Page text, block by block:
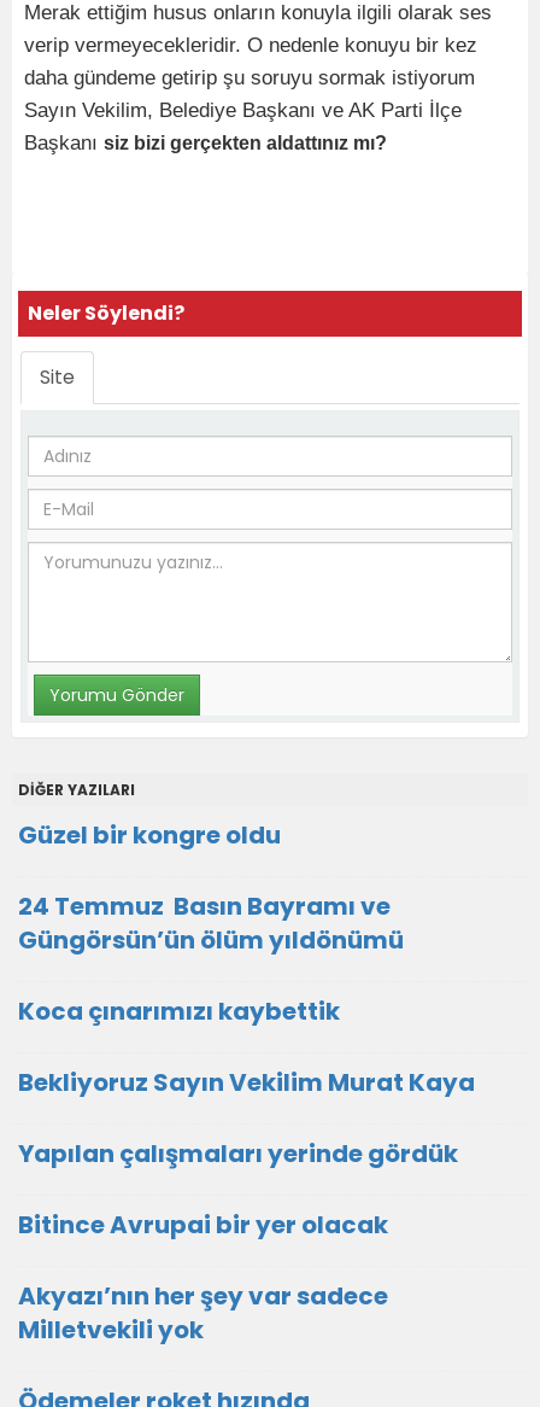
Merak ettiğim husus onların konuyla ilgili olarak ses
verip vermeyecekleridir. O nedenle konuyu bir kez
daha gündeme getirip şu soruyu sormak istiyorum
Sayın Vekilim, Belediye Başkanı ve AK Parti İlçe
Başkanı siz bizi gerçekten aldattınız mı?
Neler Söylendi?
Site
DİĞER YAZILARI
Güzel bir kongre oldu
24 Temmuz Basın Bayramı ve
Güngörsün’ün ölüm yıldönümü
Koca çınarımızı kaybettik
Bekliyoruz Sayın Vekilim Murat Kaya
Yapılan çalışmaları yerinde gördük
Bitince Avrupai bir yer olacak
Akyazı’nın her şey var sadece
Milletvekili yok